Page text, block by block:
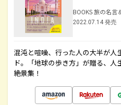
BOOKS 旅の名言
2022.07.14 発売
混沌と喧噪、行った人の大半が人
ド。「地球の歩き方」が贈る、
絶景集！